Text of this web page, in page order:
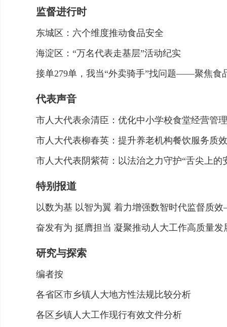
监督进行时
东城区：六个维度推动食品安全
海淀区：“万名代表走基层”活动纪实
接单279单，我当“外卖骑手”找问题——聚焦食
代表声音
市人大代表余清臣：优化中小学校食堂经营管理
市人大代表柳春英：提升养老机构餐饮服务质效
市人大代表阴紫荷：以法治之力守护“舌尖上的
特别报道
以数为基 以智为翼 着力增强数智时代监督质
奋发有为 挺膺担当 凝聚推动人大工作高质量发
研究与探索
编者按
各省区市乡镇人大地方性法规比较分析
各区乡镇人大工作现行有效文件分析